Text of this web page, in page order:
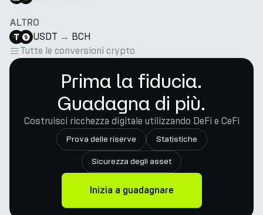
ALTRO
USDT → BCH
Tutte le conversioni crypto
Prima la fiducia.
Guadagna di più.
Costruisci ricchezza digitale utilizzando DeFi e CeFi
Prova delle riserve Statistiche
Sicurezza degli asset
Inizia a guadagnare